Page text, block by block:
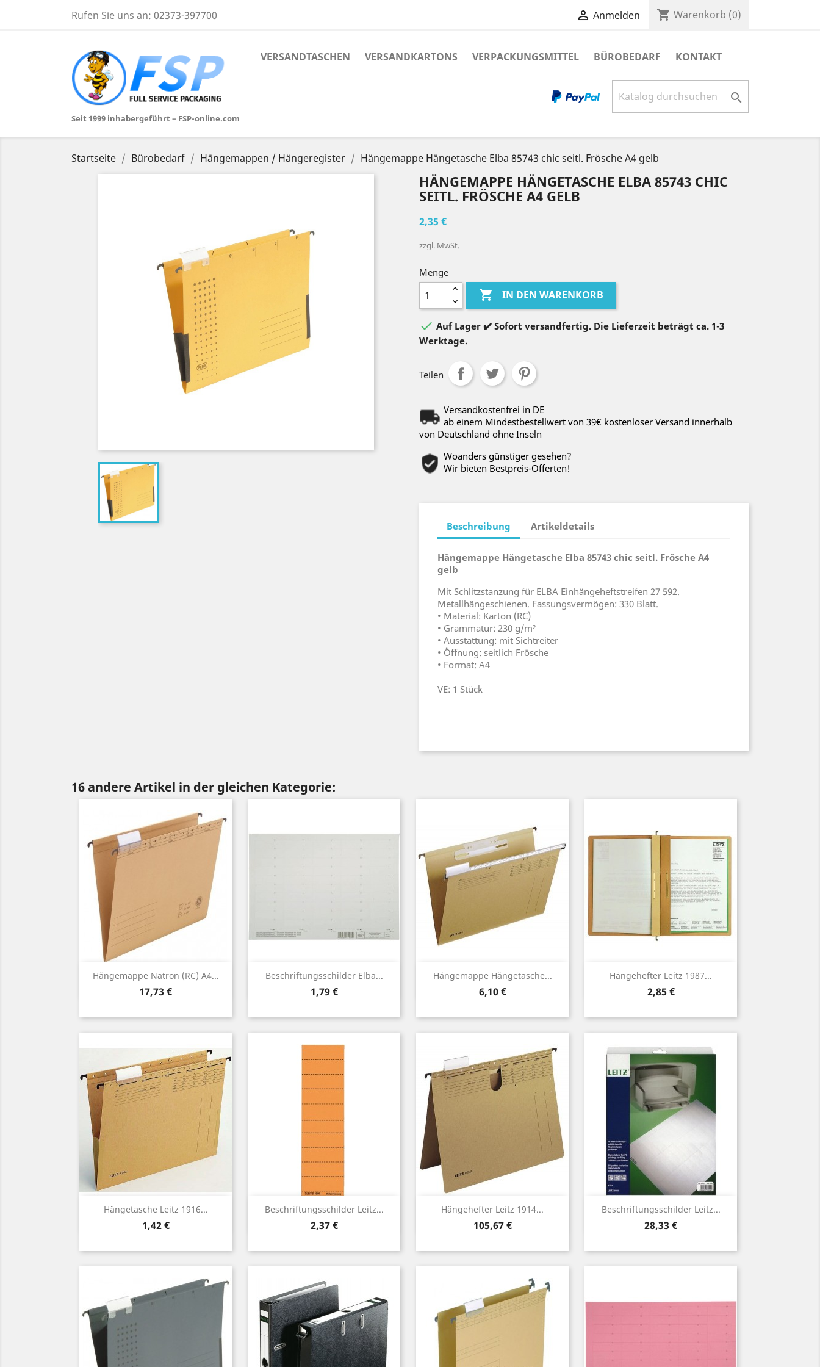
Rufen Sie uns an: 02373-397700  Anmelden shopping_cart Warenkorb (0)
Seit 1999 inhabergeführt – FSP-online.com
VERSANDTASCHEN VERSANDKARTONS VERPACKUNGSMITTEL BÜROBEDARF KONTAKT

Startseite Bürobedarf Hängemappen / Hängeregister Hängemappe Hängetasche Elba 85743 chic seitl. Frösche A4 gelb
HÄNGEMAPPE HÄNGETASCHE ELBA 85743 CHIC
SEITL. FRÖSCHE A4 GELB
2,35 €
zzgl. MwSt.
Menge
 IN DEN WARENKORB
 Auf Lager ✔️ Sofort versandfertig. Die Lieferzeit beträgt ca. 1-3
Werktage.
Teilen
Versandkostenfrei in DE
ab einem Mindestbestellwert von 39€ kostenloser Versand innerhalb
von Deutschland ohne Inseln
Woanders günstiger gesehen?
Wir bieten Bestpreis-Offerten!
Beschreibung Artikeldetails
Hängemappe Hängetasche Elba 85743 chic seitl. Frösche A4
gelb
Mit Schlitzstanzung für ELBA Einhängeheftstreifen 27 592.
Metallhängeschienen. Fassungsvermögen: 330 Blatt.
• Material: Karton (RC)
• Grammatur: 230 g/m²
• Ausstattung: mit Sichtreiter
• Öffnung: seitlich Frösche
• Format: A4
VE: 1 Stück
16 andere Artikel in der gleichen Kategorie:
Hängemappe Natron (RC) A4...
Preis
17,73 €
Vorschau Beschriftungsschilder Elba...
Preis
1,79 €
Vorschau Hängemappe Hängetasche...
Preis
6,10 €
Vorschau Hängehefter Leitz 1987...
Preis
2,85 €
Vorschau
Hängetasche Leitz 1916...
Preis
1,42 €
Vorschau Beschriftungsschilder Leitz...
Preis
2,37 €
Vorschau Hängehefter Leitz 1914...
Preis
105,67 €
Vorschau Beschriftungsschilder Leitz...
Preis
28,33 €
Vorschau